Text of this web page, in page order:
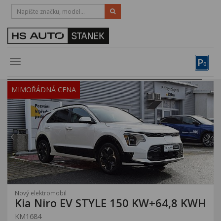
P0
Toggle
HOTLINE:
STRAKONICE-383 335 366
Vozy, motocykly, elektrokola
Půjčovna
Obytné vozy
Servis
Financování
Novinky
Záruka
MIMOŘÁDNÁ CENA
Nový elektromobil
Kia Niro EV STYLE 150 KW+64,8 KWH
KM1684